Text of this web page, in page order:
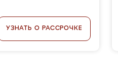
УЗНАТЬ О РАССРОЧКЕ